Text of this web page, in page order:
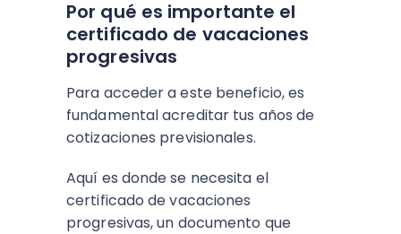
Por qué es importante el
certificado de vacaciones
progresivas
Para acceder a este beneficio, es
fundamental acreditar tus años de
cotizaciones previsionales.
Aquí es donde se necesita el
certificado de vacaciones
progresivas, un documento que